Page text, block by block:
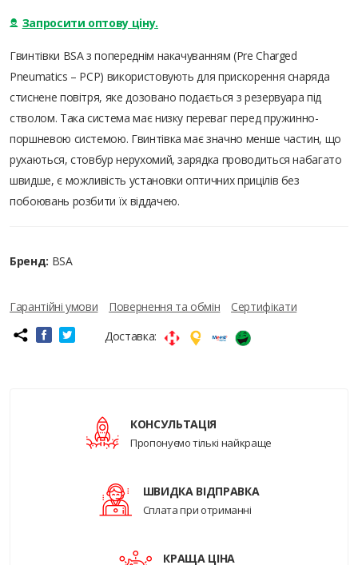
Запросити оптову ціну.
Гвинтівки BSA з попереднім накачуванням (Pre Charged
Pneumatics – PCP) використовують для прискорення снаряда
стиснене повітря, яке дозовано подається з резервуара під
стволом. Така система має низку переваг перед пружинно-
поршневою системою. Гвинтівка має значно менше частин, що
рухаються, стовбур нерухомий, зарядка проводиться набагато
швидше, є можливість установки оптичних прицілів без
побоювань розбити їх віддачею.
Бренд: BSA
Гарантійні умови Повернення та обмін
Сертифікати
Доставка:
КОНСУЛЬТАЦІЯ
Пропонуємо тількі найкраще
ШВИДКА ВІДПРАВКА
Сплата при отриманні
КРАЩА ЦІНА